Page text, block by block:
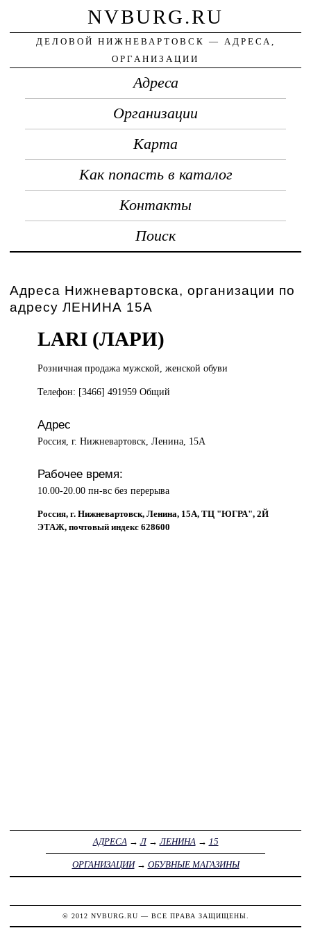
NVBURG.RU
ДЕЛОВОЙ НИЖНЕВАРТОВСК — АДРЕСА,
ОРГАНИЗАЦИИ
Адреса
Организации
Карта
Как попасть в каталог
Контакты
Поиск
Адреса Нижневартовска, организации по
адресу ЛЕНИНА 15А
LARI (ЛАРИ)
Розничная продажамужской, женской обуви
Телефон: [3466] 491959 Общий
Адрес
Россия, г. Нижневартовск, Ленина, 15А
Рабочее время:
10.00-20.00 пн-вс без перерыва
Россия, г. Нижневартовск, Ленина, 15А, ТЦ "ЮГРА", 2Й
ЭТАЖ, почтовый индекс 628600
АДРЕСА→Л→ЛЕНИНА→ 15
ОРГАНИЗАЦИИ→ ОБУВНЫЕ МАГАЗИНЫ
© 2012 NVBURG.RU — ВСЕ ПРАВА ЗАЩИЩЕНЫ.